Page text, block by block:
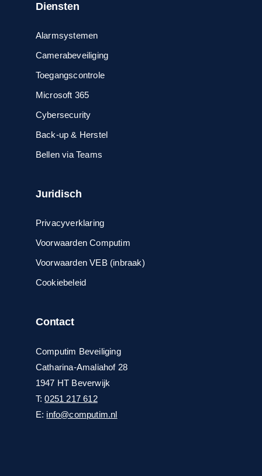
Diensten
Alarmsystemen
Camerabeveiliging
Toegangscontrole
Microsoft 365
Cybersecurity
Back-up & Herstel
Bellen via Teams
Juridisch
Privacyverklaring
Voorwaarden Computim
Voorwaarden VEB (inbraak)
Cookiebeleid
Contact
Computim Beveiliging
Catharina-Amaliahof 28
1947 HT Beverwijk
T:0251 217 612
E: info@computim.nl